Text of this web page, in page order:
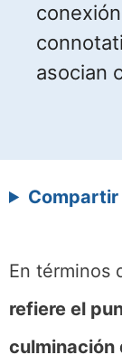
asocian
Compartir
En términos
refiere el
culminación